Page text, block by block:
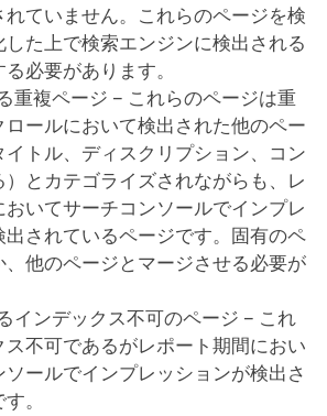
れていません。これらのページを検
した上で検索エンジンに検出される
必要があります。
重複ページ – これらのページは重
ロールにおいて検出された他のペー
イトル、ディスクリプション、コン
）とカテゴライズされながらも、レ
おいてサーチコンソールでインプレ
出されているページです。固有のペ
、他のページとマージさせる必要が
インデックス不可のページ – これ
ス不可であるがレポート期間におい
ソールでインプレッションが検出さ
。